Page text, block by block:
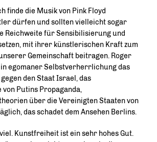
finde die Musik von Pink Floyd
dürfen und sollten vielleicht sogar
Reichweite für Sensibilisierung und
mit ihrer künstlerischen Kraft zum
Gemeinschaft beitragen. Roger
egomaner Selbstverherrlichung das
den Staat Israel, das
von Putins Propaganda,
über die Vereinigten Staaten von
das schadet dem Ansehen Berlins.
Kunstfreiheit ist ein sehr hohes Gut.